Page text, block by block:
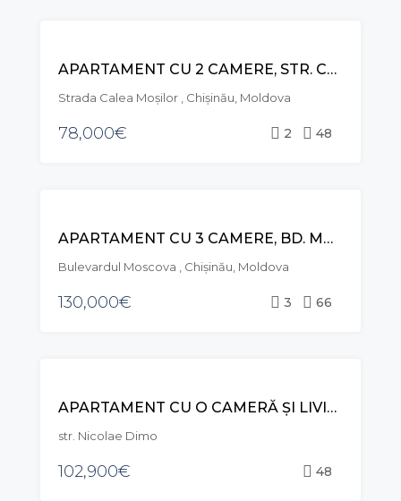
APARTAMENT CU 2 CAMERE, STR. CALEA MOȘILOR, RÂȘCANI
Strada Calea Moşilor , Chișinău, Moldova
78,000€ 2 48
APARTAMENT CU 3 CAMERE, BD. MOSCOVA, RÂȘCANI
Bulevardul Moscova , Chișinău, Moldova
130,000€ 3 66
APARTAMENT CU O CAMERĂ ȘI LIVING, STR. DIMO, DURLEȘTI
str. Nicolae Dimo
102,900€ 48